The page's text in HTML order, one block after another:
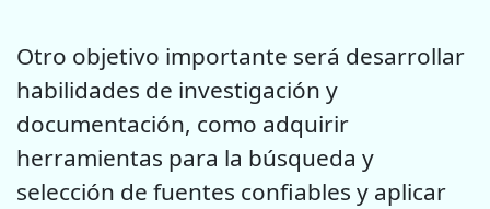
Otro objetivo importante será desarrollar
habilidades de investigación y
documentación, como adquirir
herramientas para la búsqueda y
selección de fuentes confiables y aplicar